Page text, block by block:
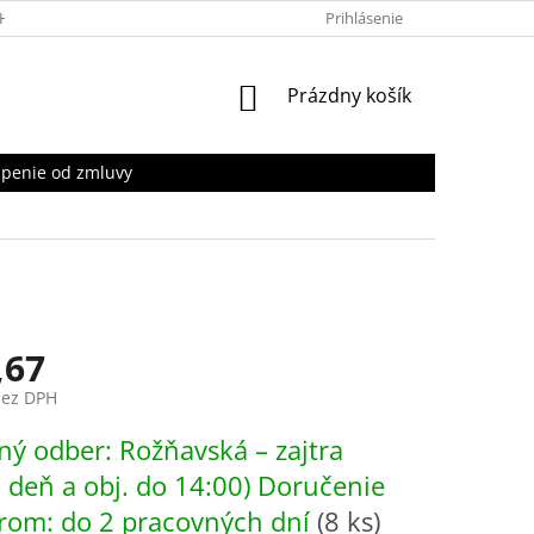
OSOBNÝCH ÚDAJOV Prihlásenie
NÁKUPNÝ
Prázdny košík
od zmluvy
DPH
odber: Rožňavská – zajtra
deň a obj. do 14:00) Doručenie
do 2 pracovných dní (8 ks)